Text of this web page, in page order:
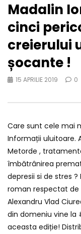
Madalin
cinci
creierului
șocante !
15 APRILIE 2019 0
Care sunt cele mai
Informații uluitoare.
Metorde ,
îmbătrânirea
depresii si de stres
roman respectat de
Alexandru Vlad
din domeniu vine la
aceasta ediție!